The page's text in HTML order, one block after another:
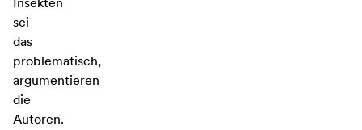
sei
das
problematisch,
argumentieren
die
Autoren.